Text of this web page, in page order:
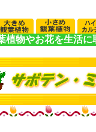
植物やお花を生活